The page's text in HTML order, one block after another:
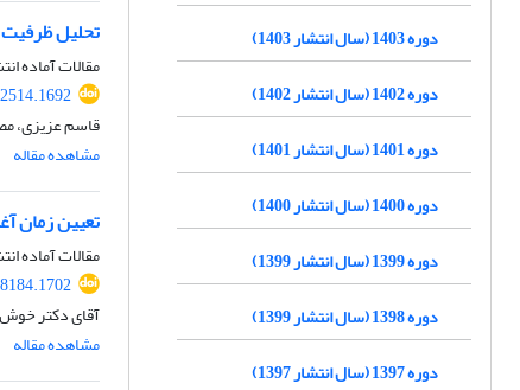
تحلیل ظرفیت
مقالات آماده
قاسم عزیزی،
مشاهده مقاله
تعیین زمان
مقالات آماده
آقای دکتر
مشاهده مقاله
دوره 1403 (سال انتشار 1403)
دوره 1402 (سال انتشار 1402)
دوره 1401 (سال انتشار 1401)
دوره 1400 (سال انتشار 1400)
دوره 1399 (سال انتشار 1399)
دوره 1398 (سال انتشار 1399)
دوره 1397 (سال انتشار 1397)